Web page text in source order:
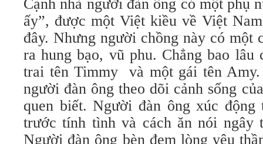
Cạnh nhà người đàn ông có một phụ
ấy”, được một Việt kiều về Việt
đây. Nhưng người chồng này có một
ra hung bạo, vũ phu. Chẳng bao
trai tên Timmy và một gái tên
người đàn ông theo dõi cảnh sống
quen biết. Người đàn ông xúc
trước tính tình và cách ăn nói ngây
Người đàn ông bèn đem lòng yêu